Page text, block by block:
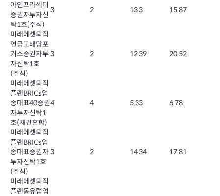
아인프라섹터
증권자투자신
탁1호(주식)
3 2 13.3 15.87
미래에셋퇴직
연금고배당포
커스증권자투
자신탁1호
(주식)
3 2 12.39 20.52
미래에셋퇴직
플랜BRICs업
종대표40증권
자투자신탁1
호(채권혼합)
4 4 5.33 6.78
미래에셋퇴직
플랜BRICs업
종대표증권자
투자신탁1호
(주식)
3 2 14.34 17.81
미래에셋퇴직
플랜동유럽업